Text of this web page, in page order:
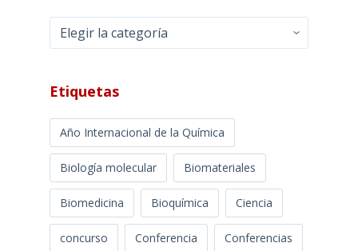
Categorías
Etiquetas
Año Internacional de la Química
Biología molecular Biomateriales
Biomedicina Bioquímica Ciencia
concurso Conferencia Conferencias